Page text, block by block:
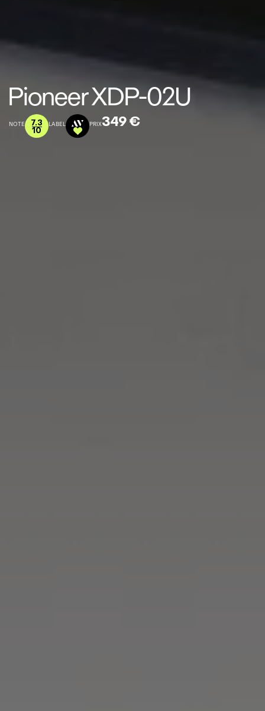
Pioneer XDP-02U
NOTE 7.3
10
LABEL PRIX349 €